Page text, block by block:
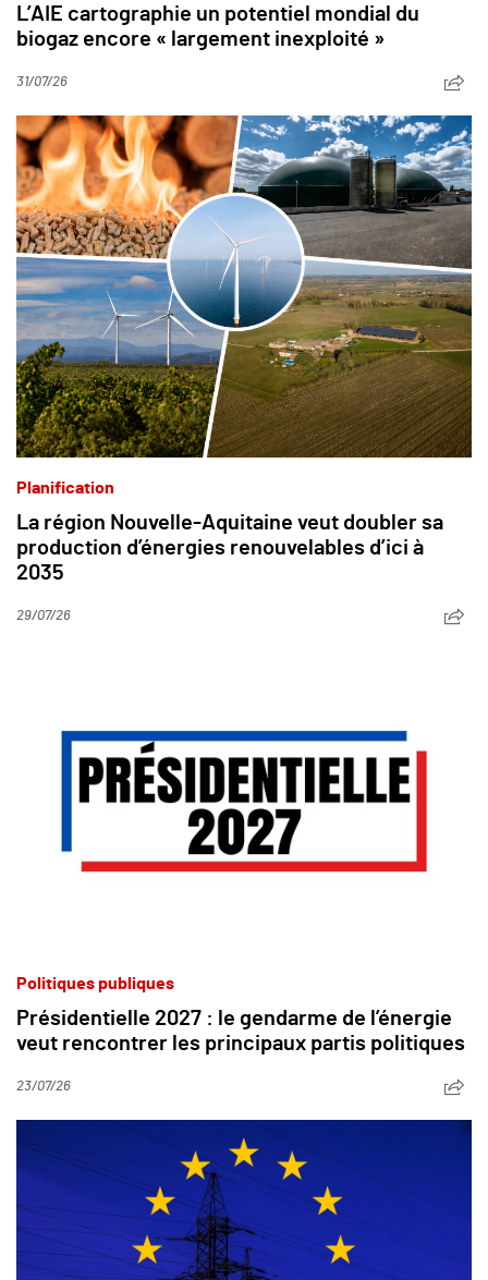
L’AIE cartographie un potentiel mondial du
biogaz encore « largement inexploité »
31/07/26
Planification
La région Nouvelle-Aquitaine veut doubler sa
production d’énergies renouvelables d’ici à
2035
29/07/26
Politiques publiques
Présidentielle 2027 : le gendarme de l’énergie
veut rencontrer les principaux partis politiques
23/07/26